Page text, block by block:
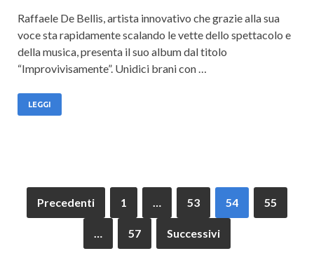
Raffaele De Bellis, artista innovativo che grazie alla sua
voce sta rapidamente scalando le vette dello spettacolo e
della musica, presenta il suo album dal titolo
“Improvivisamente”. Unidici brani con …
LEGGI
Precedenti 1 … 53 54 55
… 57 Successivi